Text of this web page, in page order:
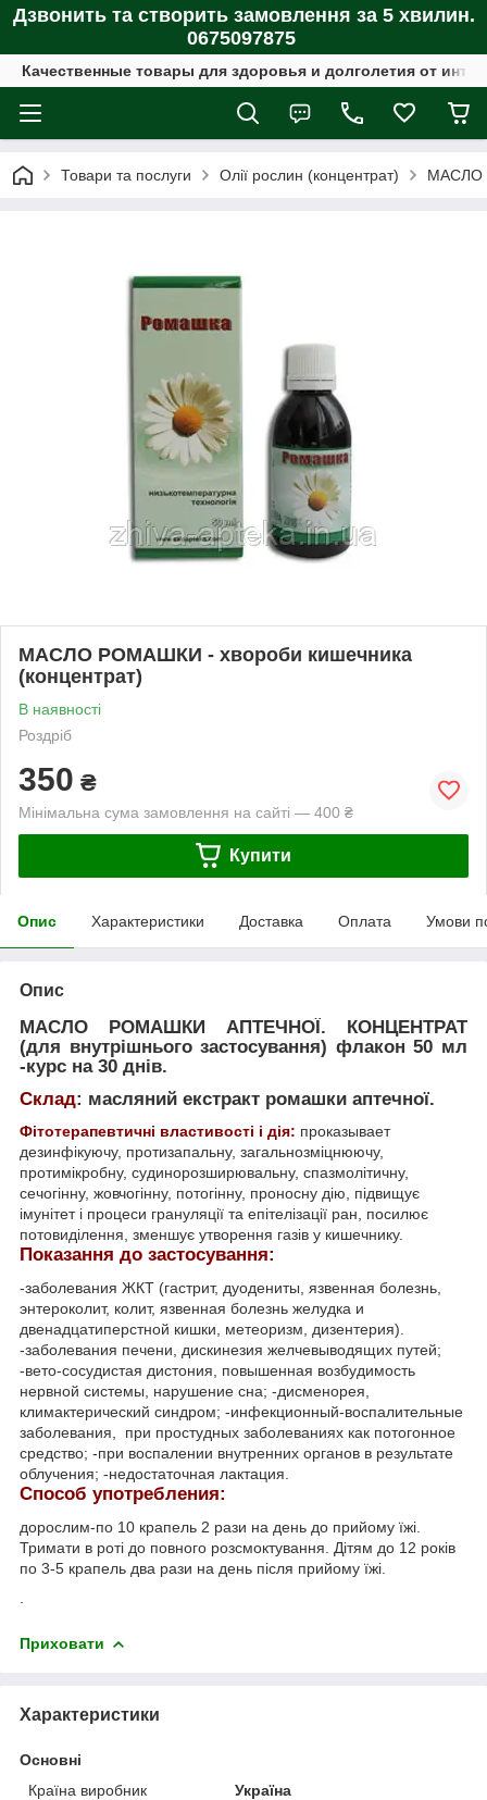
Дзвонить та створить замовлення за 5 хвилин.
0675097875
Качественные товары для здоровья и долголетия от
Товари та послуги Олії рослин (концентрат) МАСЛО
МАСЛО РОМАШКИ - хвороби кишечника
(концентрат)
В наявності
Роздріб
350 ₴
Мінімальна сума замовлення на сайті — 400 ₴
Купити
Опис Характеристики Доставка Оплата Умови
Опис
МАСЛО РОМАШКИ АПТЕЧНОЇ. КОНЦЕНТРАТ
(для внутрішнього застосування) флакон 50 мл
-курс на 30 днів.
Склад: масляний екстракт ромашки аптечної.
Фітотерапевтичні властивості і дія: проказывает
дезинфікуючу, протизапальну, загальнозміцнюючу,
протимікробну, судинорозширювальну, спазмолітичну,
сечогінну, жовчогінну, потогінну, проносну дію, підвищує
імунітет і процеси грануляції та епітелізації ран, посилює
потовиділення, зменшує утворення газів у кишечнику.
Показання до застосування:
-заболевания ЖКТ (гастрит, дуодениты, язвенная болезнь,
энтероколит, колит, язвенная болезнь желудка и
двенадцатиперстной кишки, метеоризм, дизентерия).
-заболевания печени, дискинезия желчевыводящих путей;
-вето-сосудистая дистония, повышенная возбудимость
нервной системы, нарушение сна; -дисменорея,
климактерический синдром; -инфекционный-воспалительные
заболевания,
при простудных заболеваниях как потогонное
средство; -при воспалении внутренних органов в результате
облучения; -недостаточная лактация.
Способ употребления:
дорослим-по 10 крапель 2 рази на день до прийому їжі.
Тримати в роті до повного розсмоктування. Дітям до 12 років
по 3-5 крапель два рази на день після прийому їжі.
Приховати
Характеристики
Основні
Країна виробник
Україна